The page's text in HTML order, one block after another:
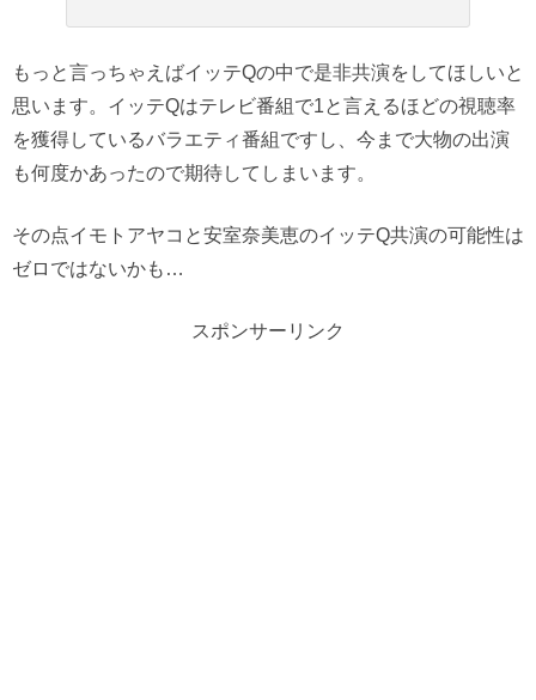
もっと言っちゃえばイッテQの中で是非共演をしてほしいと
思います。イッテQはテレビ番組で1と言えるほどの視聴率
を獲得しているバラエティ番組ですし、今まで大物の出演
も何度かあったので期待してしまいます。
その点イモトアヤコと安室奈美恵のイッテQ共演の可能性は
ゼロではないかも…
スポンサーリンク